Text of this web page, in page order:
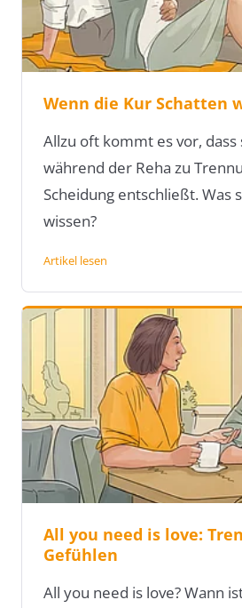
Wenn die Kur Schatten
Allzu oft kommt es vor,
während der Reha zu
Scheidung entschließt. Was
wissen?
Artikel lesen
All you need is love:
Gefühlen
All you need is love? Wann